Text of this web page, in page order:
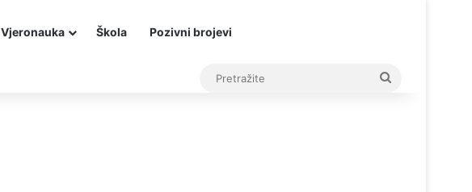
Vjeronauka Škola Pozivni brojevi